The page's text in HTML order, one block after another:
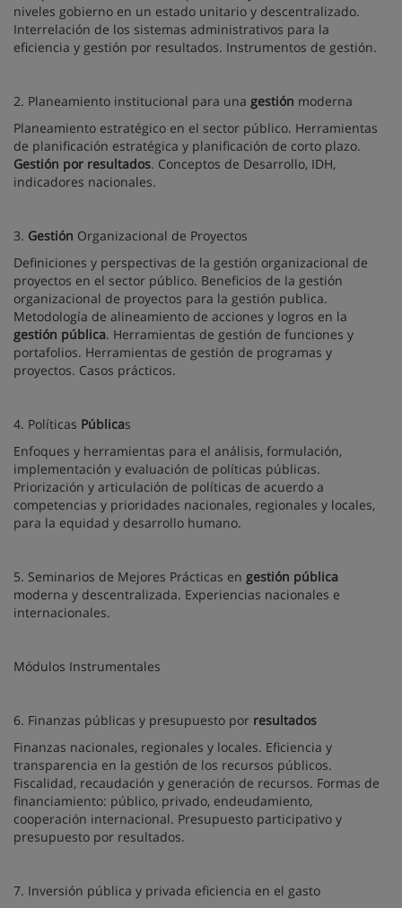
niveles gobierno en un estado unitario y descentralizado.
Interrelación de los sistemas administrativos para la
eficiencia y gestión por resultados. Instrumentos de gestión.
2. Planeamiento institucional para una gestión moderna
Planeamiento estratégico en el sector público. Herramientas
de planificación estratégica y planificación de corto plazo.
Gestión por resultados. Conceptos de Desarrollo, IDH,
indicadores nacionales.
3. Gestión Organizacional de Proyectos
Definiciones y perspectivas de la gestión organizacional de
proyectos en el sector público. Beneficios de la gestión
organizacional de proyectos para la gestión publica.
Metodología de alineamiento de acciones y logros en la
gestión pública. Herramientas de gestión de funciones y
portafolios. Herramientas de gestión de programas y
proyectos. Casos prácticos.
4. Políticas Públicas
Enfoques y herramientas para el análisis, formulación,
implementación y evaluación de políticas públicas.
Priorización y articulación de políticas de acuerdo a
competencias y prioridades nacionales, regionales y locales,
para la equidad y desarrollo humano.
5. Seminarios de Mejores Prácticas en gestión pública
moderna y descentralizada. Experiencias nacionales e
internacionales.
Módulos Instrumentales
6. Finanzas públicas y presupuesto por resultados
Finanzas nacionales, regionales y locales. Eficiencia y
transparencia en la gestión de los recursos públicos.
Fiscalidad, recaudación y generación de recursos. Formas de
financiamiento: público, privado, endeudamiento,
cooperación internacional. Presupuesto participativo y
presupuesto por resultados.
7. Inversión pública y privada eficiencia en el gasto